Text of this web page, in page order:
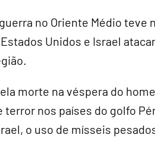
guerra no Oriente Médio
Unidos e Israel
morte na véspera do
terror nos países do golfo
o uso de mísseis